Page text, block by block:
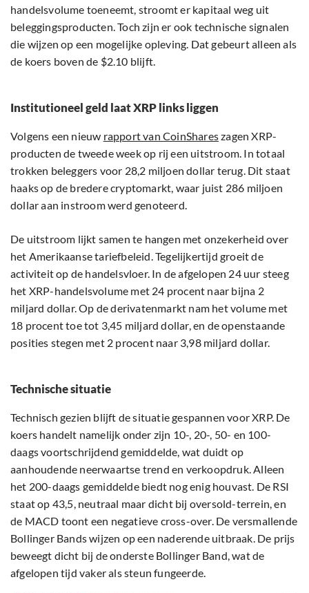
handelsvolume toeneemt, stroomt er kapitaal weg uit
beleggingsproducten. Toch zijn er ook technische signalen
die wijzen op een mogelijke opleving. Dat gebeurt alleen als
de koers boven de $2.10 blijft.
Institutioneel geld laat XRP links liggen
Volgens een nieuw rapport van CoinShareszagen XRP-
producten de tweede week op rij een uitstroom. In totaal
trokken beleggers voor 28,2 miljoen dollar terug. Dit staat
haaks op de bredere cryptomarkt, waar juist 286 miljoen
dollar aan instroom werd genoteerd.
De uitstroom lijkt samen te hangen met onzekerheid over
het Amerikaanse tariefbeleid. Tegelijkertijd groeit de
activiteit op de handelsvloer. In de afgelopen 24 uur steeg
het XRP-handelsvolume met 24 procent naar bijna 2
miljard dollar. Op de derivatenmarkt nam het volume met
18 procent toe tot 3,45 miljard dollar, en de openstaande
posities stegen met 2 procent naar 3,98 miljard dollar.
Technische situatie
Technisch gezien blijft de situatie gespannen voor XRP. De
koers handelt namelijk onder zijn 10-, 20-, 50- en 100-
daags voortschrijdend gemiddelde, wat duidt op
aanhoudende neerwaartse trend en verkoopdruk. Alleen
het 200-daags gemiddelde biedt nog enig houvast. De RSI
staat op 43,5, neutraal maar dicht bij oversold-terrein, en
de MACD toont een negatieve cross-over. De versmallende
Bollinger Bands wijzen op een naderende uitbraak. De prijs
beweegt dicht bij de onderste Bollinger Band, wat de
afgelopen tijd vaker als steun fungeerde.